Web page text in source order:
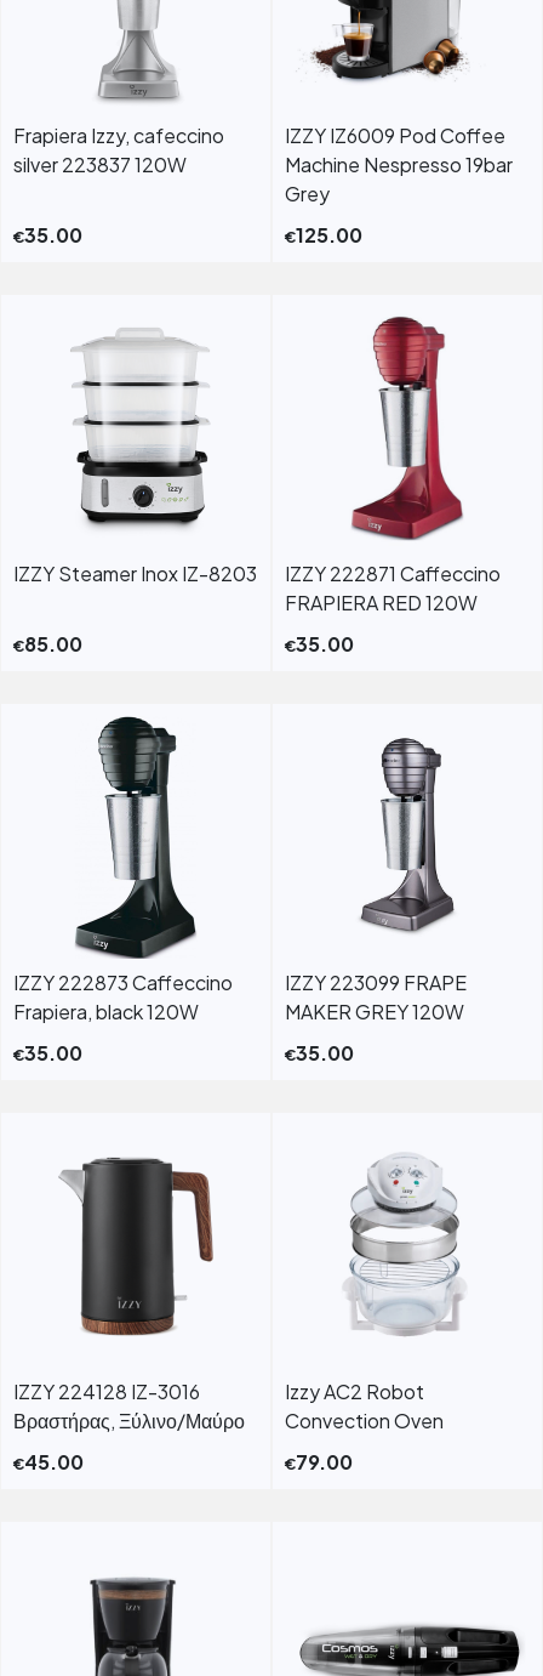
Frapiera Izzy, cafeccino
silver 223837 120W
€35.00
IZZY IZ6009 Pod Coffee
Machine Nespresso 19bar
Grey
€125.00
IZZY Steamer Inox IZ-8203
€85.00
IZZY 222871 Caffeccino
FRAPIERA RED 120W
€35.00
IZZY 222873 Caffeccino
Frapiera, black 120W
€35.00
IZZY 223099 FRAPE
MAKER GREY 120W
€35.00
IZZY 224128 IZ-3016
Βραστήρας, Ξύλινο/Μαύρο
€45.00
Izzy AC2 Robot
Convection Oven
€79.00